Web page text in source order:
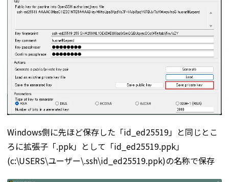
Windows側に先ほど保存した「id_ed25519」と同じとこ
ろに拡張子「.ppk」として「id_ed25519.ppk」
(c:\USERS\ユーザー\.ssh\id_ed25519.ppk)の名称で保存